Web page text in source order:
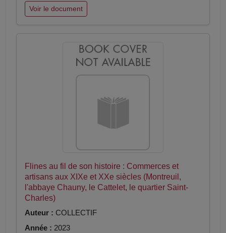
Voir le document
Flines au fil de son histoire : Commerces et
artisans aux XIXe et XXe siècles (Montreuil,
l'abbaye Chauny, le Cattelet, le quartier Saint-
Charles)
Auteur : COLLECTIF
Année : 2023